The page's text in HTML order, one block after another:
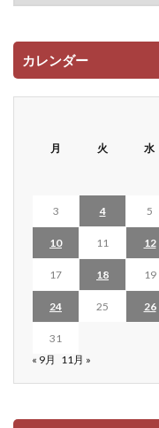
カレンダー
月 火 水
3 4 5
10 11 12
17 18 19
24 25 26
31
« 9月 11月 »